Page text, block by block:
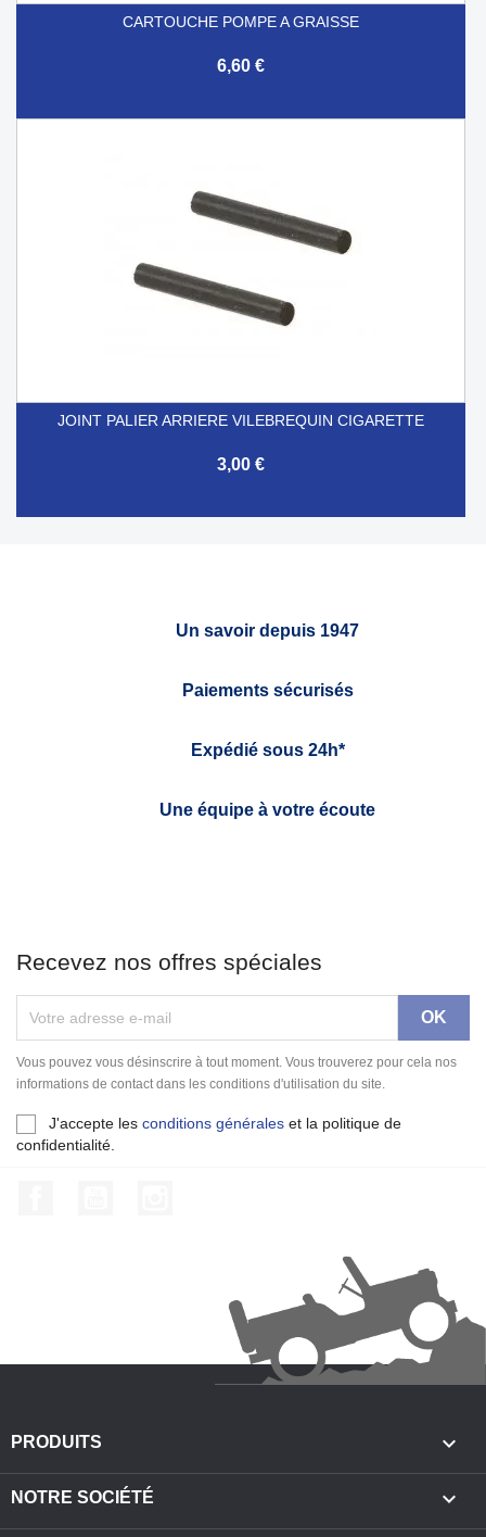
CARTOUCHE POMPE A GRAISSE
6,60 €
JOINT PALIER ARRIERE VILEBREQUIN CIGARETTE
3,00 €
Un savoir depuis 1947
Paiements sécurisés
Expédié sous 24h*
Une équipe à votre écoute
Recevez nos offres spéciales
Vous pouvez vous désinscrire à tout moment. Vous trouverez pour cela nos
informations de contact dans les conditions d'utilisation du site.
J'accepte les conditions générales et la politique de
confidentialité.
PRODUITS 
NOTRE SOCIÉTÉ 